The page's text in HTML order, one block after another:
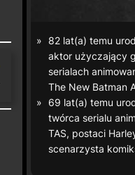
82 lat(a) temu
aktor użyczający
serialach
The New Batman
69 lat(a) temu
twórca serialu
TAS, postaci
scenarzysta